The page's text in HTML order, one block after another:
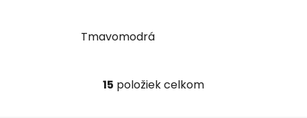
Tmavomodrá
O
15 položiek celkom